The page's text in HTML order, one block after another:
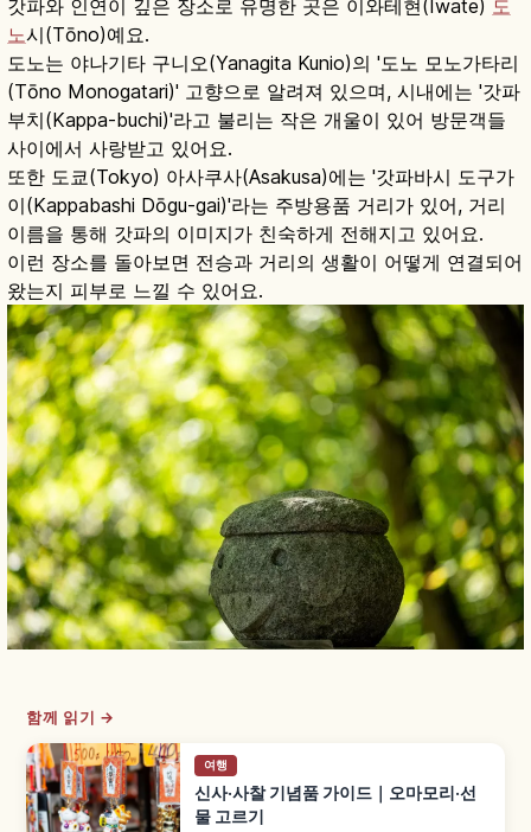
갓파와 인연이 깊은 장소로 유명한 곳은 이와테현(Iwate) 도
노시(Tōno)예요.
도노는 야나기타 구니오(Yanagita Kunio)의 '도노 모노가타리
(Tōno Monogatari)' 고향으로 알려져 있으며, 시내에는 '갓파
부치(Kappa-buchi)'라고 불리는 작은 개울이 있어 방문객들
사이에서 사랑받고 있어요.
또한 도쿄(Tokyo) 아사쿠사(Asakusa)에는 '갓파바시 도구가
이(Kappabashi Dōgu-gai)'라는 주방용품 거리가 있어, 거리
이름을 통해 갓파의 이미지가 친숙하게 전해지고 있어요.
이런 장소를 돌아보면 전승과 거리의 생활이 어떻게 연결되어
왔는지 피부로 느낄 수 있어요.
함께 읽기 →
여행
신사·사찰 기념품 가이드｜오마모리·선
물 고르기